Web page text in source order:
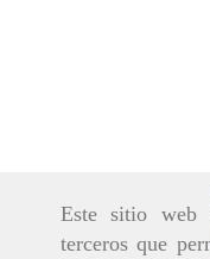
Este sitio web
terceros que